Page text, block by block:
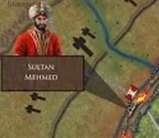
Filologia